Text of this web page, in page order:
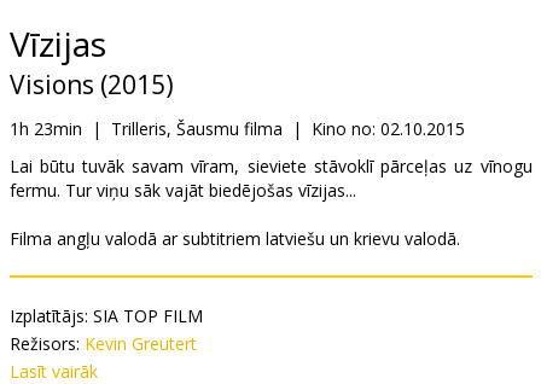
B2B
Kino
Klubs
Vīzijas
Visions (2015)
1h 23min | Trilleris, Šausmu filma | Kino no: 02.10.2015
Lai būtu tuvāk savam vīram, sieviete stāvoklī pārceļas uz vīnogu
fermu. Tur viņu sāk vajāt biedējošas vīzijas...
Filma angļu valodā ar subtitriem latviešu un krievu valodā.
Izplatītājs: SIA TOP FILM
Režisors: Kevin Greutert
Lomās: Isla Fisher
Lasīt vairāk